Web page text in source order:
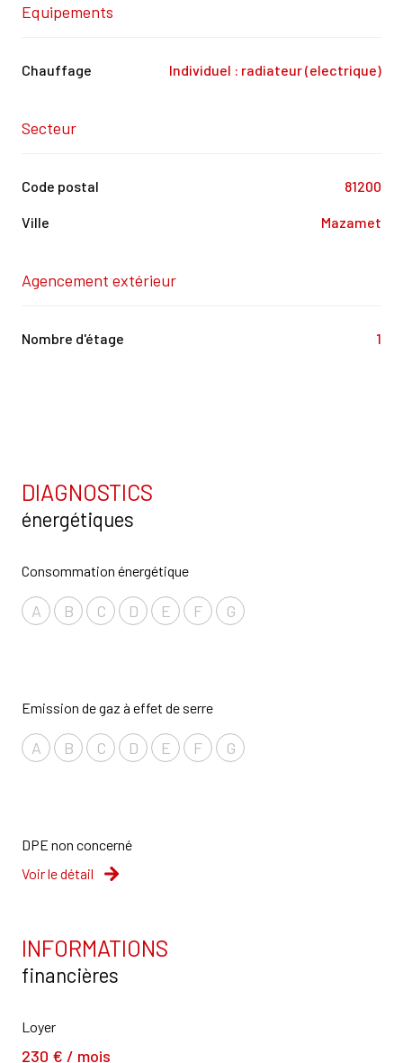
Equipements
Chauffage individuel : radiateur (electrique)
Secteur
Code postal 81200
Ville Mazamet
Agencement extérieur
Nombre d'étage 1
DIAGNOSTICS
énergétiques
Consommation énergétique
A B C D E F G
Emission de gaz à effet de serre
A B C D E F G
DPE non concerné
Voir le détail
INFORMATIONS
financières
Loyer
230 € / mois